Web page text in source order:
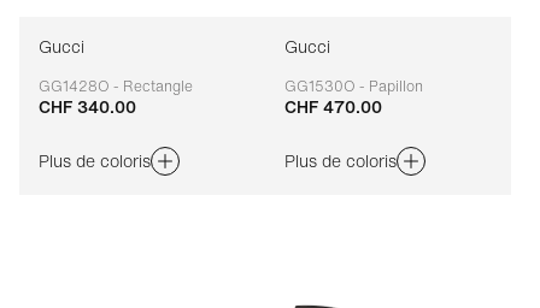
Gucci
GG1428O - Rectangle
Adaptable
CHF 340.00
Plus de coloris
Gucci
GG1530O - Papillon
Adaptable
CHF 470.00
Plus de coloris